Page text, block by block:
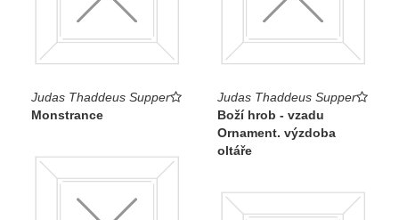
Judas Thaddeus Supper
Monstrance
Judas Thaddeus Supper
Boží hrob - vzadu
Ornament. výzdoba
oltáře